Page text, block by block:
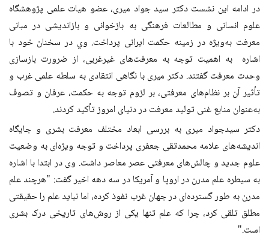
در ادامه اين نشست دکتر سید جواد میری، عضو هیات علمی پژوهشگاه
علوم انسانی و مطالعات فرهنگی به بازخوانی و بازاندیشی در مبانی
معرفت به‌ویژه در زمینه حکمت ایرانی پرداخت. وي در سخنان خود با
اشاره به اهمیت توجه به معرفت‌های غیرغربی، از ضرورت بازسازی
وحدت معرفت گفتند. دکتر میری با نگاهی انتقادی به سلطه‌ علمی غرب و
تأثیر آن بر نظام‌های معرفتی، بر لزوم توجه به حکمت، عرفان و تصوف
به‌عنوان منابع غنی تولید معرفت در دنیای امروز تأکید کردند.
دکتر سیدجواد میری به بررسی ابعاد مختلف معرفت بشری و جایگاه
اندیشه‌های علامه محمدتقی جعفری پرداخت و توجه ویژه‌ای به وضعیت
علوم جدید و چالش‌های معرفتی عصر معاصر داشت. وی در ابتدا با اشاره
به سیطره علم مدرن در اروپا و آمریکا در سه دهه اخیر گفت: "هرچند علم
مدرن به طور گسترده‌ای در جهان غرب نفوذ کرده، اما نباید علم را حقیقتی
مطلق تلقی کرد، چرا که علم تنها یکی از روش‌های تاریخی درک بشری
است."